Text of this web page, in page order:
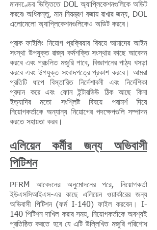
মানদণ্ডের ভিত্তিতে DOL অ্যাপ্লিকেশনগুলিকে অডিট
করবে৷ অধিকন্তু, মান নিয়ন্ত্রণ বজায় রাখার জন্য, DOL
এলোমেলো অ্যাপ্লিকেশনগুলিকেও অডিট করবে।
প্রাক-ফাইলিং নিয়োগ প্রক্রিয়ার বিষয়ে আমাদের আইন
সংস্থা উপযুক্ত রাজ্য কর্মশক্তি সংস্থার কাছে আবেদন
করবে এবং প্রচলিত মজুরি পাবে, বিজ্ঞাপনের পাঠ্য খসড়া
করবে এবং উপযুক্ত সংবাদপত্রে প্রকাশ করবে। আমরা
প্রতিটি ধাপে বিস্তারিত নির্দেশাবলী এবং নির্দেশিকা
প্রদান করে এবং ফোন ইন্টারভিউ ঠিক আছে কিনা
ইত্যাদির মতো সংশ্লিষ্ট বিষয়ে পরামর্শ দিয়ে
নিয়োগকর্তাকে অন্যান্য নিয়োগের পদক্ষেপগুলি সম্পাদন
করতে সহায়তা করব।
এলিয়েন কর্মীর জন্য অভিবাসী
পিটিশন
PERM আবেদনের অনুমোদনের পরে, নিয়োগকর্তা
ইউএসসিআইএস-এর কাছে এলিয়েন ওয়ার্কারের জন্য
অভিবাসী পিটিশন (ফর্ম I-140) ফাইল করবেন। I-
140 পিটিশন দাখিল করার সময়, নিয়োগকর্তাকে অবশ্যই
প্রতিষ্ঠিত করতে হবে যে এটি উল্লিখিত মজুরি পরিশোধ